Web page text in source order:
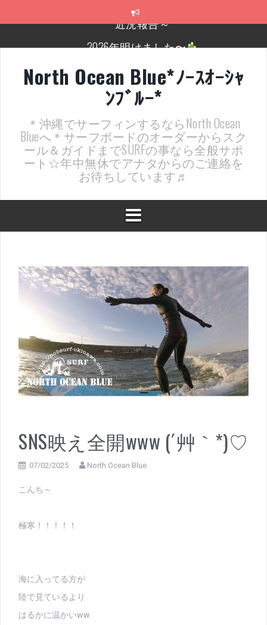
2026年明けました〜
近況報告ww
ヤッチマッターーーー！！！
支部長就任報告と支部予選・検定開催決定！
近況報告～
North Ocean Blue*ﾉｰｽｵｰｼｬ
ﾝﾌﾞﾙｰ*
＊沖縄でサーフィンするならNorth Ocean
Blueへ＊サーフボードのオーダーからスク
ール＆ガイドまでSURFの事なら全般サポ
ート☆年中無休でアナタからのご連絡を
お待ちしています♬
SNS映え全開www (´艸｀*)♡
07/02/2025 North Ocean Blue
こんち～
極寒！！！！！
海に入ってる方が
陸で見ているより
はるかに温かいww